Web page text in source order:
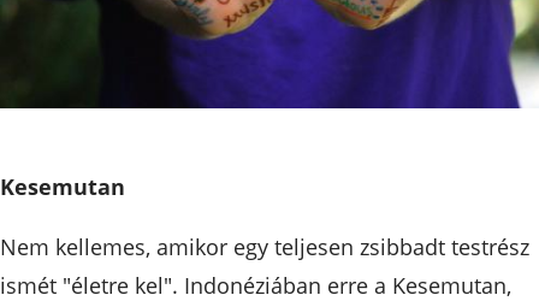
Kesemutan
Nem kellemes, amikor egy teljesen zsibbadt testrész
ismét "életre kel". Indonéziában erre a Kesemutan,